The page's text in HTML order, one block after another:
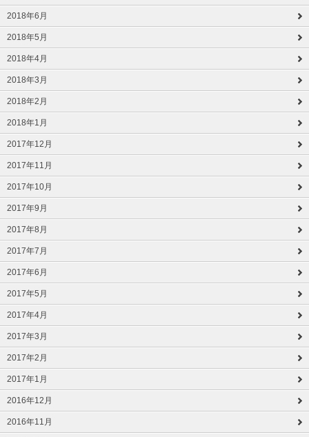
2018年6月
2018年5月
2018年4月
2018年3月
2018年2月
2018年1月
2017年12月
2017年11月
2017年10月
2017年9月
2017年8月
2017年7月
2017年6月
2017年5月
2017年4月
2017年3月
2017年2月
2017年1月
2016年12月
2016年11月